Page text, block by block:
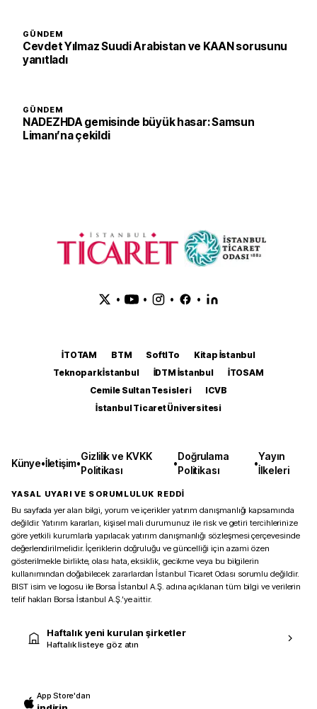
GÜNDEM
Cevdet Yılmaz Suudi Arabistan ve KAAN sorusunu
yanıtladı
GÜNDEM
NADEZHDA gemisinde büyük hasar: Samsun
Limanı’na çekildi
• • • •
İTOTAM BTM SoftITo
Kitap İstanbul
Teknopark İstanbul
İDTM İstanbul
İTOSAM
Cemile Sultan Tesisleri
ICVB
İstanbul Ticaret Üniversitesi
Künye•İletişim•
Gizlilik ve KVKK
Politikası
•
Doğrulama
Politikası
•
Yayın
İlkeleri
YASAL UYARI VE SORUMLULUK REDDİ
Bu sayfada yer alan bilgi, yorum ve içerikler yatırım danışmanlığı kapsamında
değildir. Yatırım kararları, kişisel mali durumunuz ile risk ve getiri tercihlerinize
göre yetkili kurumlarla yapılacak yatırım danışmanlığı sözleşmesi çerçevesinde
değerlendirilmelidir. İçeriklerin doğruluğu ve güncelliği için azami özen
gösterilmekle birlikte, olası hata, eksiklik, gecikme veya bu bilgilerin
kullanımından doğabilecek zararlardan İstanbul Ticaret Odası sorumlu değildir.
BIST isim ve logosu ile Borsa İstanbul A.Ş. adına açıklanan tüm bilgi ve verilerin
telif hakları Borsa İstanbul A.Ş.’ye aittir.
Haftalık yeni kurulan şirketler
Haftalık listeye göz atın
App Store'dan